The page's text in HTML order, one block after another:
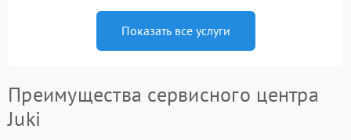
Показать все услуги
Преимущества сервисного центра
Juki